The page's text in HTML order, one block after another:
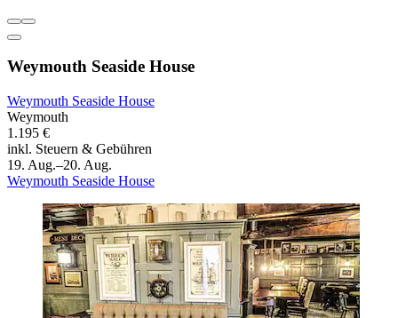
Weymouth Seaside House
Weymouth Seaside House
Weymouth
1.195 €
inkl. Steuern & Gebühren
19. Aug.–20. Aug.
Weymouth Seaside House